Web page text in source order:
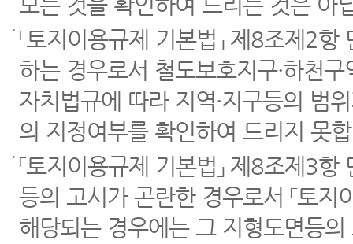
「토지이용규제 기본법」 제8조제2
하는 경우로서 철도보호지구·하천
자치법규에 따라 지역·지구등의 범
의 지정여부를 확인하여 드리지 못
「토지이용규제 기본법」 제8조제3
등의 고시가 곤란한 경우로서 「토
해당되는 경우에는 그 지형도면등